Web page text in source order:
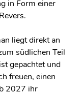
in Form einer
liegt direkt an
südlichen Teil
gepachtet und
freuen, einen
2027 ihr